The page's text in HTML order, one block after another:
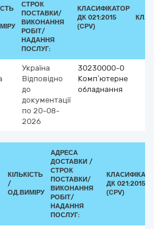
СТРОК
ПОСТАВКИ/
ВИКОНАННЯ
РОБІТ/
НАДАННЯ
ПОСЛУГ:
КЛАСИФІКАТОР
ДК 021:2015
(CPV)
Україна
Відповідно
до
документації
по 20-08-
2026
30230000-0
Комп’ютерне
обладнання
КІЛЬКІСТЬ
/
ОД.ВИМІРУ
АДРЕСА
ДОСТАВКИ /
СТРОК
ПОСТАВКИ/
ВИКОНАННЯ
РОБІТ/
НАДАННЯ
ПОСЛУГ:
ДК 021:2015
(CPV)